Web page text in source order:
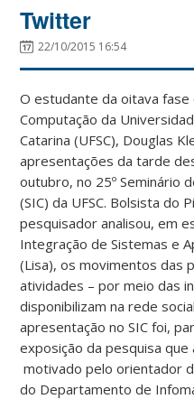
Twitter
22/10/2015 16:54
O estudante da oitava fase
Computação da
Catarina (UFSC), Douglas
apresentações da tarde
outubro, no 25º Seminário
(SIC) da UFSC. Bolsista do
pesquisador analisou, em
Integração de Sistemas e
(Lisa), os movimentos das
atividades – por meio das
disponibilizam na rede
apresentação no SIC foi,
exposição da pesquisa
motivado pelo orientador
do Departamento de